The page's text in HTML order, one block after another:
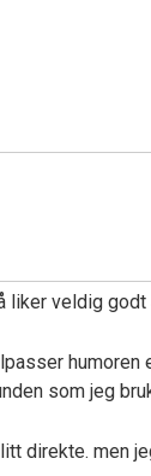
liker veldig
humoren
som jeg
direkte. men